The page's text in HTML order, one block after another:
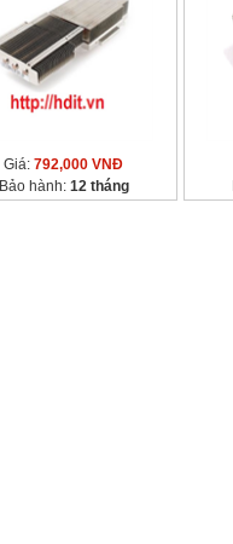
Giá: 792,000 VNĐ
Bảo hành: 12 tháng